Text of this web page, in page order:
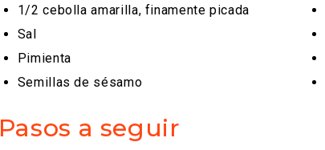
1/2 cebolla amarilla, finamente picada
Sal
Pimienta
Semillas de sésamo
Pasos a seguir